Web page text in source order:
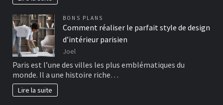
BONS PLANS
Comment réaliser le parfait style de design
d’intérieur parisien
Joel
Paris est l’une des villes les plus emblématiques du
monde. Il a une histoire riche…
Lire la suite